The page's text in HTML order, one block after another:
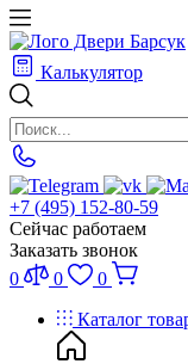
Калькулятор
+7 (495) 152-80-59
Сейчас работаем
Заказать звонок
0
0
0
Каталог